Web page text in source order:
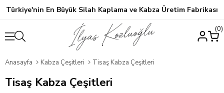
Türkiye'nin En Büyük Silah Kaplama ve Kabza Üretim Fabrikası
0
Anasayfa Kabza Çeşitleri Tisaş Kabza Çeşitleri
Tisaş Kabza Çeşitleri